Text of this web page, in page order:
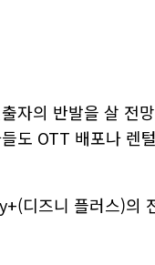
자의 반발을 살 전
도 OTT 배포나 렌
디즈니 플러스)의